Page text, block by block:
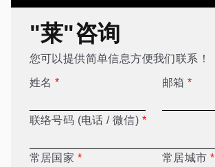
"莱"咨询
您可以提供简单信息方便我们联系！
姓名 * 邮箱*
联络号码 (电话 / 微信) *
常居国家 * 常居城市*